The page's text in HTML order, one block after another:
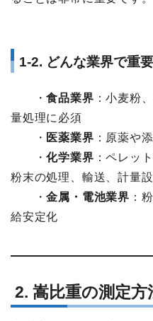
1-2. どんな業界で重
・食品業界 ：小麦粉
量処理に必須
・ 医薬業界 ：原薬や
・化学業界 ：ペレッ
粉末の処理、輸送、計量
・金属・電池業界 ：
給安定化
2. 嵩比重の測定方